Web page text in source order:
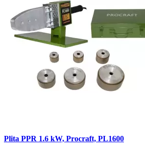
Plita PPR 1.6 kW, Procraft, PL1600